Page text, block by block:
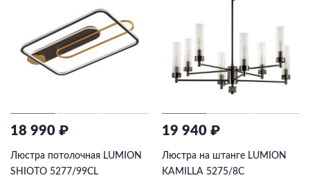
18 990 ₽
Люстра потолочная LUMION
SHIOTO 5277/99CL
19 940 ₽
Люстра на штанге LUMION
KAMILLA 5275/8C